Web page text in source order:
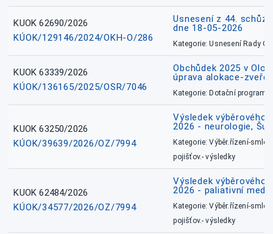
KUOK 62690/2026
KÚOK/129146/2024/OKH-O/286
Usnesení z 44.
dne 18-05-2026
Kategorie: Usnesení Rady
KUOK 63339/2026
KÚOK/136165/2025/OSR/7046
Obchůdek 2025 v
úprava alokace-
Kategorie: Dotační
KUOK 63250/2026
KÚOK/39639/2026/OZ/7994
Výsledek výběrového
2026 - neurologie,
Kategorie: Výběr.řízení-
pojišťov.- výsledky
KUOK 62484/2026
KÚOK/34577/2026/OZ/7994
Výsledek výběrového
2026 - paliativní
Kategorie: Výběr.řízení-
pojišťov.- výsledky